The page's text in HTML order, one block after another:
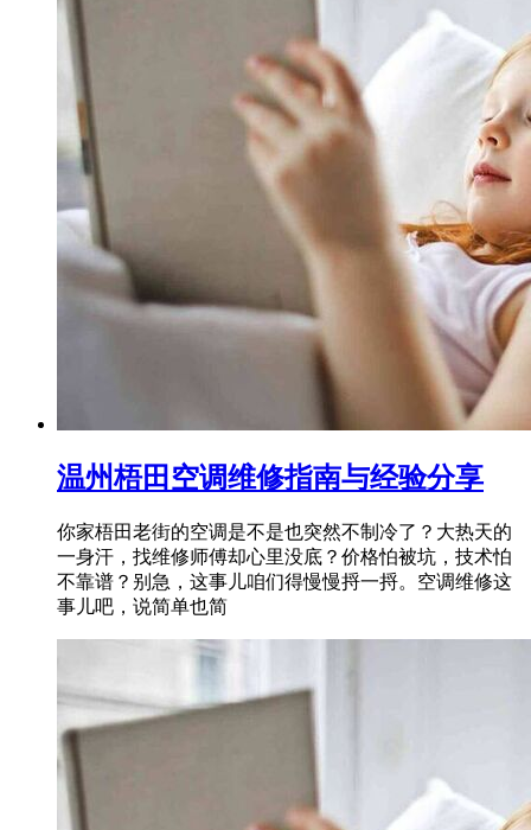
温州梧田空调维修指南与经验分享
你家梧田老街的空调是不是也突然不制冷了？大热天的
一身汗，找维修师傅却心里没底？价格怕被坑，技术怕
不靠谱？别急，这事儿咱们得慢慢捋一捋。空调维修这
事儿吧，说简单也简